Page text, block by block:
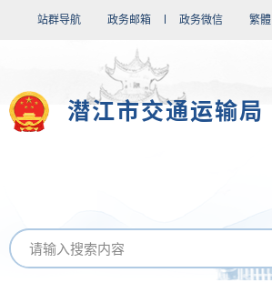
站群导航 政务邮箱 政务微信 繁體
潜江市交通运输局